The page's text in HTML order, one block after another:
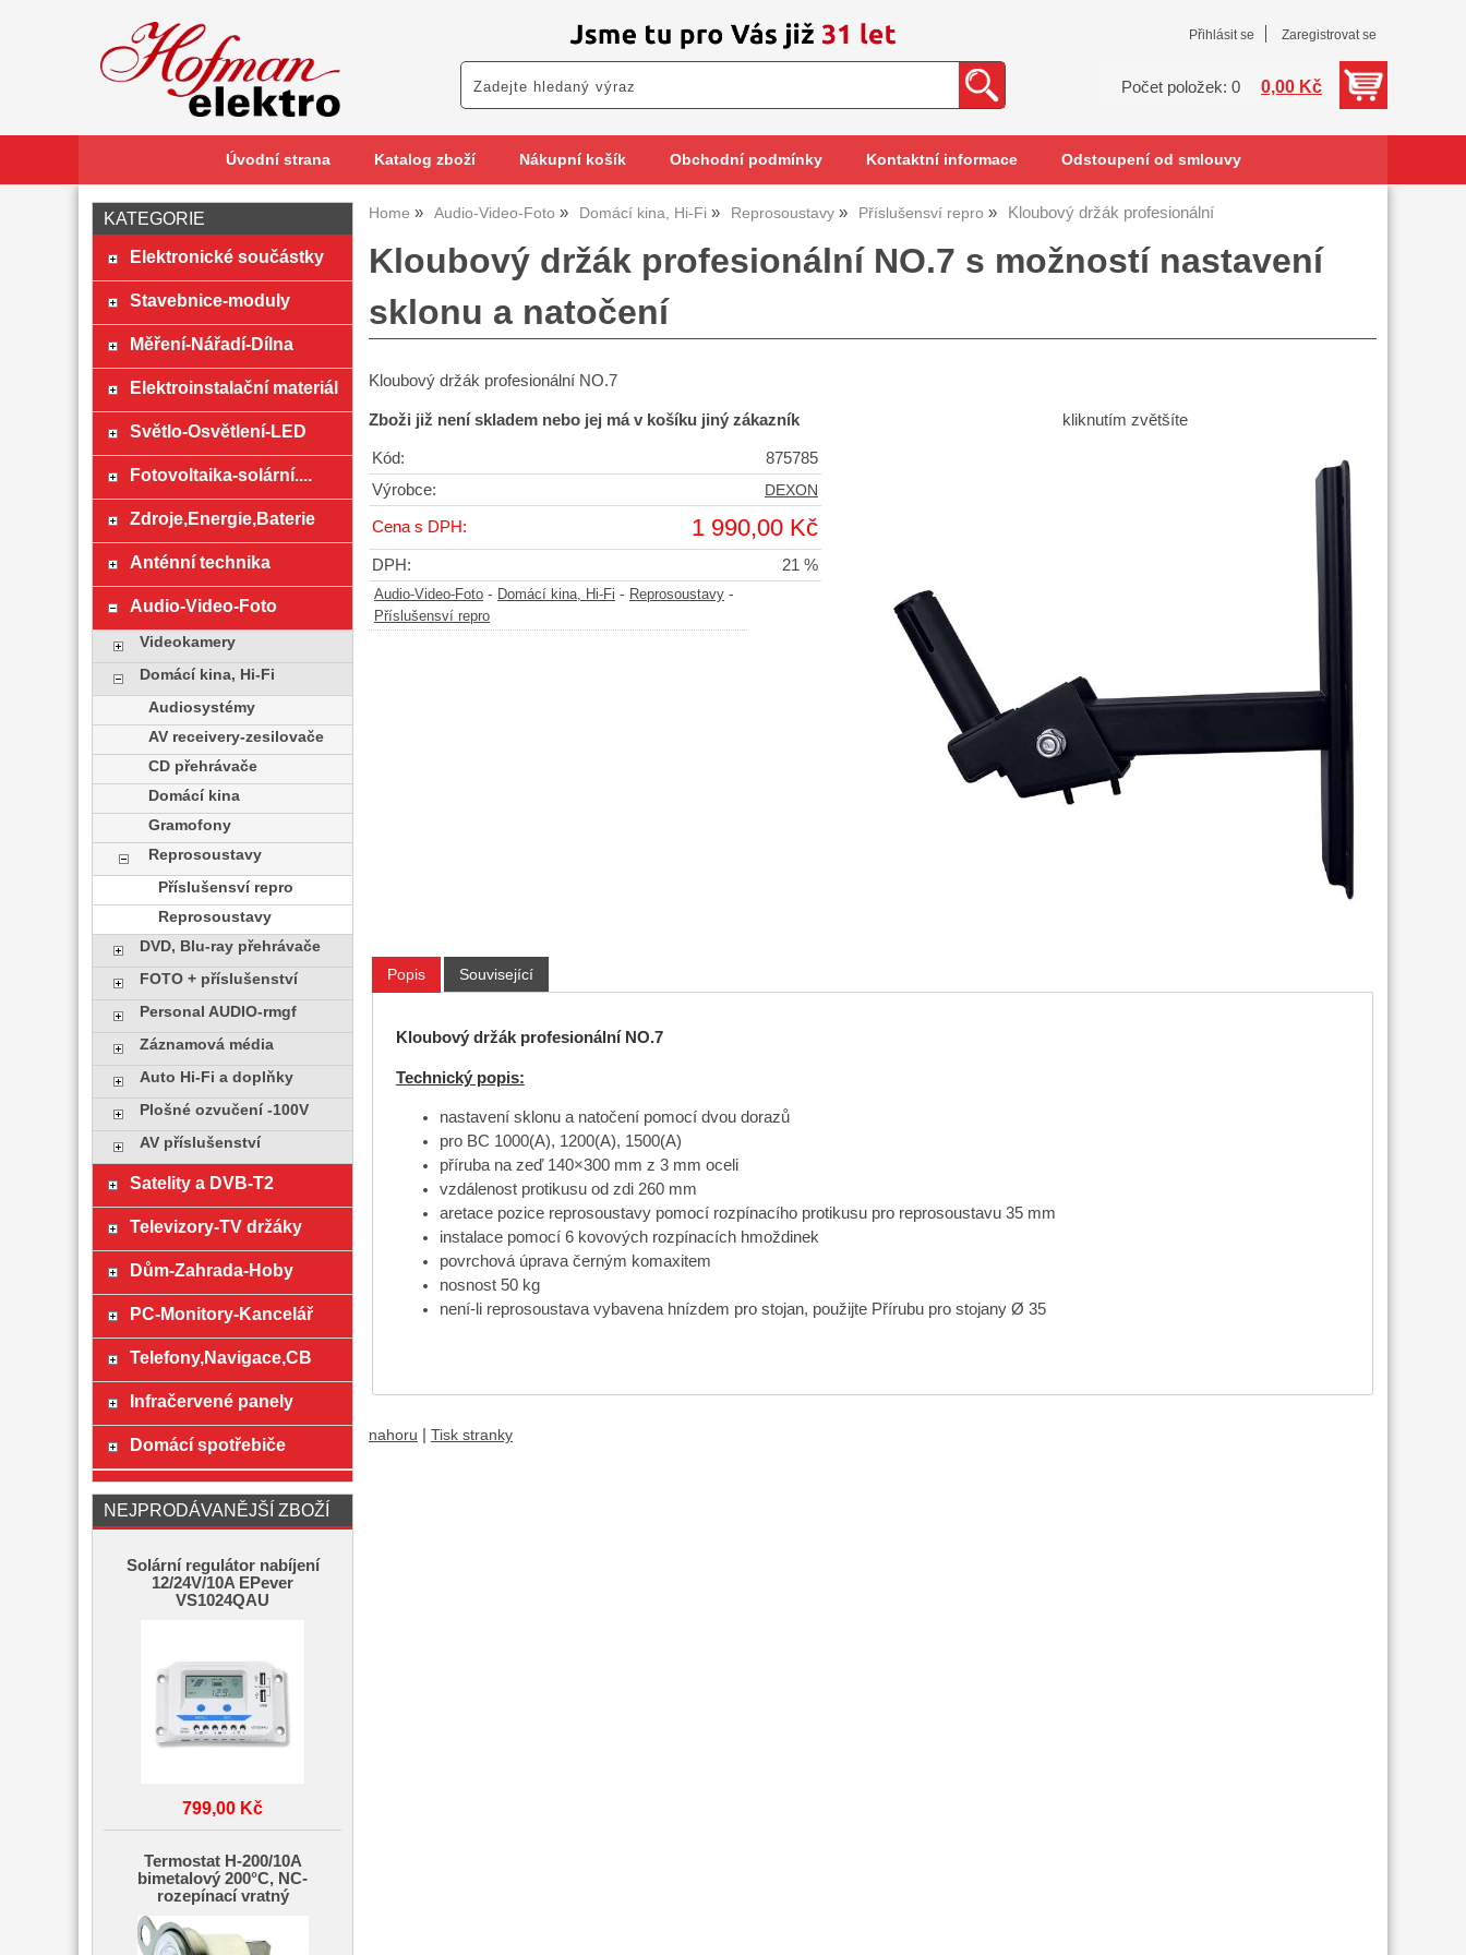
Přihlásit se Zaregistrovat se
Počet položek: 0 0,00 Kč
Úvodní strana Katalog zboží Nákupní košík Obchodní podmínky Kontaktní informace Odstoupení od smlouvy
Home Audio-Video-Foto Domácí kina, Hi-Fi Reprosoustavy Příslušensví repro Kloubový držák profesionální
Kloubový držák profesionální NO.7 s možností nastavení
sklonu a natočení
Kloubový držák profesionální NO.7
kliknutím zvětšíte
Zboži již není skladem nebo jej má v košíku jiný zákazník
Kód:
875785
Výrobce:
DEXON
Cena s DPH: 1 990,00 Kč
DPH: 21 %
Audio-Video-Foto - Domácí kina, Hi-Fi - Reprosoustavy -
Příslušensví repro
Popis Související
Kloubový držák profesionální NO.7
Technický popis:
nastavení sklonu a natočení pomocí dvou dorazů
pro BC 1000(A), 1200(A), 1500(A)
příruba na zeď 140×300 mm z 3 mm oceli
vzdálenost protikusu od zdi 260 mm
aretace pozice reprosoustavy pomocí rozpínacího protikusu pro reprosoustavu 35 mm
instalace pomocí 6 kovových rozpínacích hmoždinek
povrchová úprava černým komaxitem
nosnost 50 kg
není-li reprosoustava vybavena hnízdem pro stojan, použijte Přírubu pro stojany Ø 35
nahoru Tisk stranky
KATEGORIE
Elektronické součástky
Stavebnice-moduly
Měření-Nářadí-Dílna
Elektroinstalační materiál
Světlo-Osvětlení-LED
Fotovoltaika-solární....
Zdroje,Energie,Baterie
Anténní technika
Audio-Video-Foto
Videokamery
Domácí kina, Hi-Fi
Audiosystémy
AV receivery-zesilovače
CD přehrávače
Domácí kina
Gramofony
Reprosoustavy
Příslušensví repro
Reprosoustavy
DVD, Blu-ray přehrávače
FOTO + příslušenství
Personal AUDIO-rmgf
Záznamová média
Auto Hi-Fi a doplňky
Plošné ozvučení -100V
AV příslušenství
Satelity a DVB-T2
Televizory-TV držáky
Dům-Zahrada-Hoby
PC-Monitory-Kancelář
Telefony,Navigace,CB
Infračervené panely
Domácí spotřebiče
NEJPRODÁVANĚJŠÍ ZBOŽÍ
Solární regulátor nabíjení
12/24V/10A EPever
VS1024QAU
799,00 Kč
Termostat H-200/10A
bimetalový 200°C, NC-
rozepínací vratný